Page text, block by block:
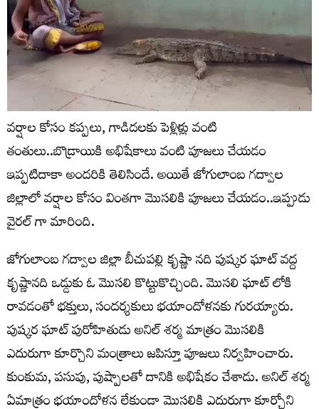
వర్షాల కోసం కప్పలు, గాడిదలకు పెళ్లిళ్లు వంటి
తంతులు..బొడ్రాయికి అభిషేకాలు వంటి పూజలు చేయడం
ఇప్పటిదాకా అందరికి తెలిసిందే. అయితే జోగులాంబ గద్వాల
జిల్లాలో వర్షాల కోసం వింతగా మొసలికి పూజలు చేయడం..ఇప్పుడు
వైరల్ గా మారింది.
జోగులాంబ గద్వాల జిల్లా బీచుపల్లి కృష్ణా నది పుష్కర ఘాట్ వద్ద
కృష్ణానది ఒడ్డుకు ఓ మొసలి కొట్టుకొచ్చింది. మొసలి ఘాట్ లోకి
రావడంతో భక్తులు, సందర్శకులు భయాందోళనకు గురయ్యారు.
పుష్కర ఘాట్ పురోహితుడు అనిల్ శర్మ మాత్రం మొసలికి
ఎదురుగా కూర్చొని మంత్రాలు జపిస్తూ పూజలు నిర్వహించారు.
కుంకుమ, పసుపు, పుష్పాలతో దానికి అభిషేకం చేశాడు. అనిల్ శర్మ
ఏమాత్రం భయాందోళన లేకుండా మొసలికి ఎదురుగా కూర్చోని